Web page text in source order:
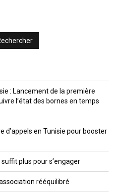
: Lancement de la première
l’état des bornes en temps
d’appels en Tunisie pour booster
plus pour s’engager
rééquilibré